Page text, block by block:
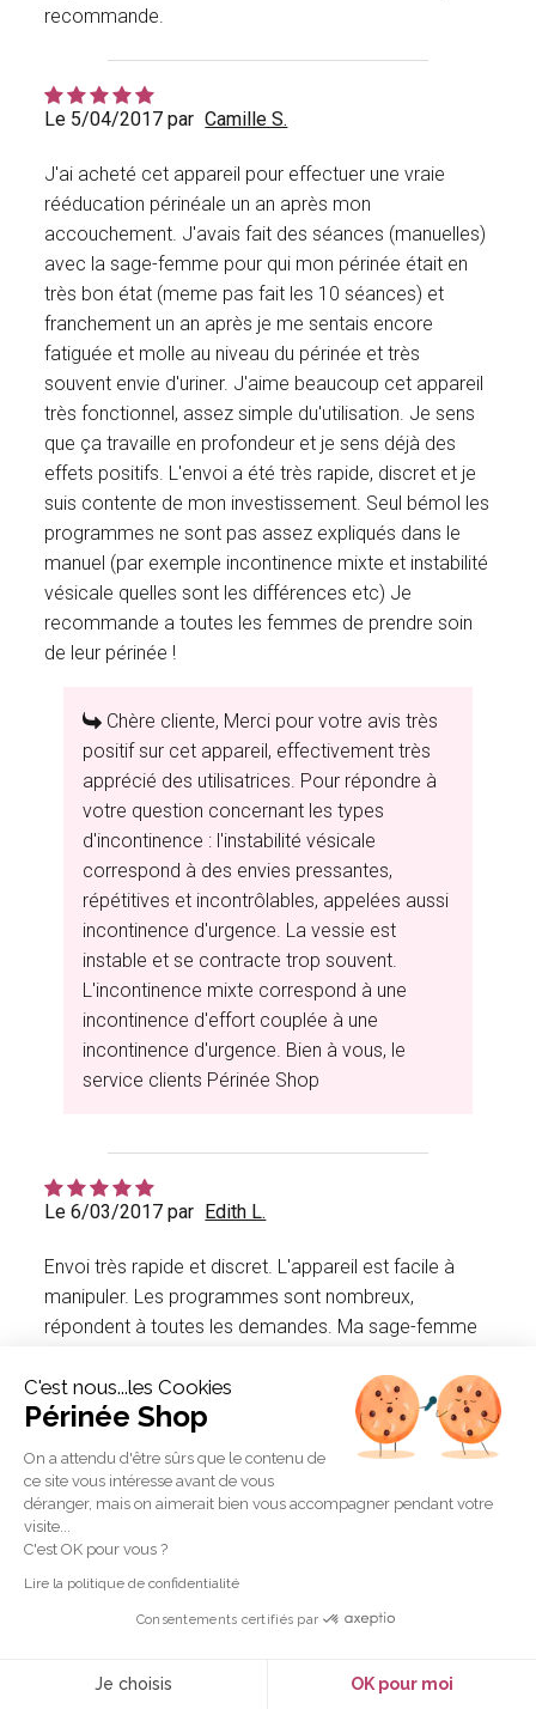
recommande.
Le 5/04/2017 par Camille S.
J'ai acheté cet appareil pour effectuer une vraie
rééducation périnéale un an après mon
accouchement. J'avais fait des séances (manuelles)
avec la sage-femme pour qui mon périnée était en
très bon état (meme pas fait les 10 séances) et
franchement un an après je me sentais encore
fatiguée et molle au niveau du périnée et très
souvent envie d'uriner. J'aime beaucoup cet appareil
très fonctionnel, assez simple du'utilisation. Je sens
que ça travaille en profondeur et je sens déjà des
effets positifs. L'envoi a été très rapide, discret et je
suis contente de mon investissement. Seul bémol les
programmes ne sont pas assez expliqués dans le
manuel (par exemple incontinence mixte et instabilité
vésicale quelles sont les différences etc) Je
recommande a toutes les femmes de prendre soin
de leur périnée !
Chère cliente, Merci pour votre avis très
positif sur cet appareil, effectivement très
apprécié des utilisatrices. Pour répondre à
votre question concernant les types
d'incontinence : l'instabilité vésicale
correspond à des envies pressantes,
répétitives et incontrôlables, appelées aussi
incontinence d'urgence. La vessie est
instable et se contracte trop souvent.
L'incontinence mixte correspond à une
incontinence d'effort couplée à une
incontinence d'urgence. Bien à vous, le
service clients Périnée Shop
Le 6/03/2017 par Edith L.
Envoi très rapide et discret. L'appareil est facile à
manipuler. Les programmes sont nombreux,
répondent à toutes les demandes. Ma sage-femme
Dès la première semaine, les résultats positifs étaient
sentis. La sonde est bien adaptée. Site et matériels
parfaits, à recommander !
Le 19/02/2017 par
C'est nous...les Cookies
Périnée Shop
On a attendu d'être sûrs que le contenu de
ce site vous intéresse avant de vous
déranger, mais on aimerait bien vous accompagner pendant votre
visite...
C'est OK pour vous ?
Lire la politique de confidentialité
Consentements certifiés par
Je choisis OK pour moi